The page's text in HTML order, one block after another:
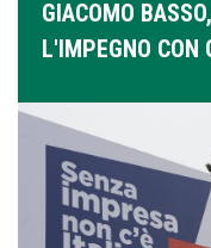
GIACOMO BASSO,
L'IMPEGNO CON